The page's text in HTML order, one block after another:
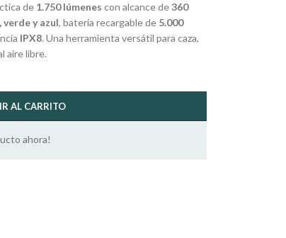
de 1.750 lúmenes con alcance de360
verde y azul, batería recargable de 5.000
IPX8. Una herramienta versátil para caza,
aire libre.
AL CARRITO
ahora!